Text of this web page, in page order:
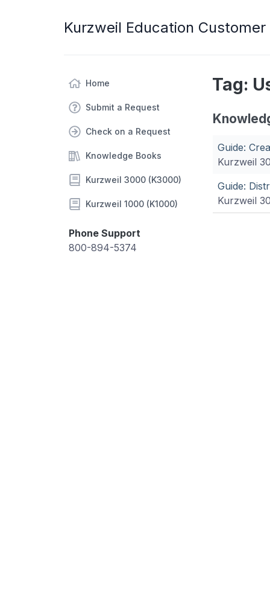
Kurzweil Education
Home
Submit a Request
Check on a Request
Knowledge Books
Kurzweil 3000 (K3000)
Kurzweil 1000 (K1000)
Phone Support
800-894-5374
Tag:
Guide:
Kurzweil
Guide:
Kurzweil